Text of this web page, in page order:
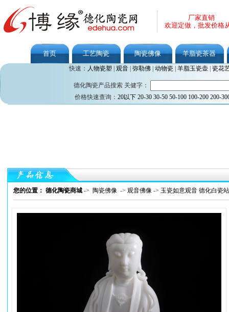
厂家直销
欢迎定做，批发价格
首页 工艺陶瓷 陶瓷佛像 羊脂瓷茶器
快速： 人物瓷塑 观音| 弥勒佛| 动物瓷| 羊脂玉瓷壶| 瓷花
德化陶瓷产品搜索 关健字：
价格快速查询： 20以下 20-30 30-50 50-100 100-200 200-
您的位置： 德化陶瓷商城 -> 陶瓷佛像 -> 观音佛像 -> 玉瓷如意观音 德化白瓷